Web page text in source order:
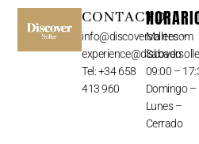
CONTACTO
info@discoversoller.com
Tel: +34 658
413 960
Martes –
Sábado
09:00 –
Domingo –
Lunes –
Cerrado